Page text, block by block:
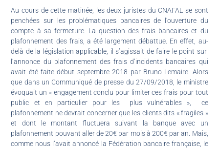
Au cours de cette matinée, les deux juristes du CNAFAL se sont
penchées sur les problématiques bancaires de l’ouverture du
compte à sa fermeture. La question des frais bancaires et du
plafonnement des frais, a été largement débattue. En effet, au-
delà de la législation applicable, il s’agissait de faire le point sur
l’annonce du plafonnement des frais d’incidents bancaires qui
avait été faite début septembre 2018 par Bruno Lemaire. Alors
que dans un Communiqué de presse du 27/09/2018, le ministre
évoquait un « engagement conclu pour limiter ces frais pour tout
public et en particulier pour les plus vulnérables », ce
plafonnement ne devrait concerner que les clients dits « fragiles »
et dont le montant fluctuera suivant la banque avec un
plafonnement pouvant aller de 20€ par mois à 200€ par an. Mais,
comme nous l’avait annoncé la Fédération bancaire française, le